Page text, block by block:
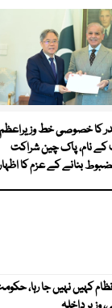
کا خصوصی خط وزیراعظم
کے نام، پاک چین شراکت
بنانے کے عزم کا
کہیں نہیں جا رہا،